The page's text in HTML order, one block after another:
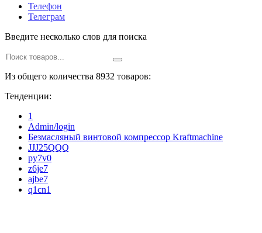
Телефон
Телеграм
Введите несколько слов для поиска
Из общего количества 8932 товаров:
Тенденции:
1
Admin/login
Безмасляный винтовой компрессор Kraftmaсhine
JJJ25QQQ
py7v0
z6je7
ajbe7
q1cn1